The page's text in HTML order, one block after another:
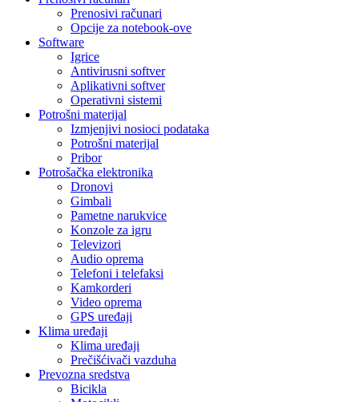
Prenosivi računari
Opcije za notebook-ove
Software
Igrice
Antivirusni softver
Aplikativni softver
Operativni sistemi
Potrošni materijal
Izmjenjivi nosioci podataka
Potrošni materijal
Pribor
Potrošačka elektronika
Dronovi
Gimbali
Pametne narukvice
Konzole za igru
Televizori
Audio oprema
Telefoni i telefaksi
Kamkorderi
Video oprema
GPS uređaji
Klima uređaji
Klima uređaji
Prečišćivači vazduha
Prevozna sredstva
Bicikla